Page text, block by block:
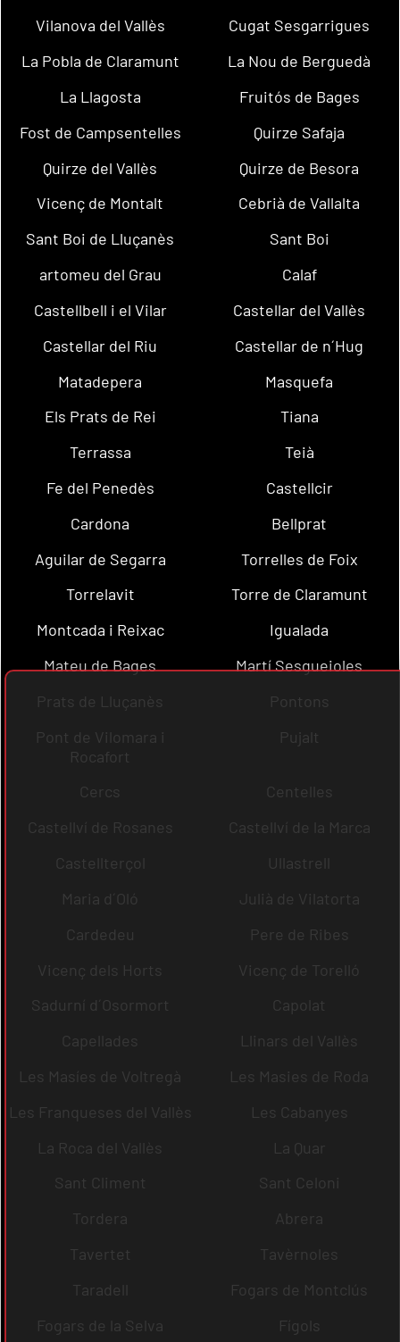
Vilanova del Vallès
Cugat Sesgarrigues
La Pobla de Claramunt
La Nou de Berguedà
La Llagosta
Fruitós de Bages
Fost de Campsentelles
Quirze Safaja
Quirze del Vallès
Quirze de Besora
Vicenç de Montalt
Cebrià de Vallalta
Sant Boi de Lluçanès
Sant Boi
artomeu del Grau
Calaf
Castellbell i el Vilar
Castellar del Vallès
Castellar del Riu
Castellar de n´Hug
Matadepera
Masquefa
Els Prats de Rei
Tiana
Terrassa
Teià
Fe del Penedès
Castellcir
Cardona
Bellprat
Aguilar de Segarra
Torrelles de Foix
Torrelavit
Torre de Claramunt
Montcada i Reixac
Igualada
Mateu de Bages
Martí Sesgueioles
Prats de Lluçanès
Pontons
Pont de Vilomara i
Rocafort
Pujalt
Cercs
Centelles
Castellví de Rosanes
Castellví de la Marca
Castellterçol
Ullastrell
Maria d´Oló
Julià de Vilatorta
Cardedeu
Pere de Ribes
Vicenç dels Horts
Vicenç de Torelló
Sadurní d´Osormort
Capolat
Capellades
Llinars del Vallès
Les Masíes de Voltregà
Les Masies de Roda
Les Franqueses del Vallès
Les Cabanyes
La Roca del Vallès
La Quar
Sant Climent
Sant Celoni
Tordera
Abrera
Tavertet
Tavèrnoles
Taradell
Fogars de Montclús
Fogars de la Selva
Fígols